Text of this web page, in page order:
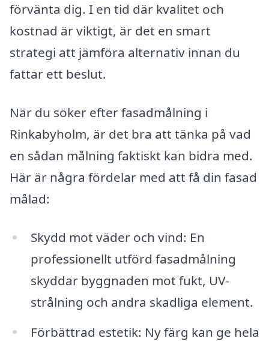
förvänta dig. I en tid där kvalitet och
kostnad är viktigt, är det en smart
strategi att jämföra alternativ innan du
fattar ett beslut.
När du söker efter fasadmålning i
Rinkabyholm, är det bra att tänka på vad
en sådan målning faktiskt kan bidra med.
Här är några fördelar med att få din fasad
målad:
Skydd mot väder och vind: En
professionellt utförd fasadmålning
skyddar byggnaden mot fukt, UV-
strålning och andra skadliga element.
Förbättrad estetik: Ny färg kan ge hela